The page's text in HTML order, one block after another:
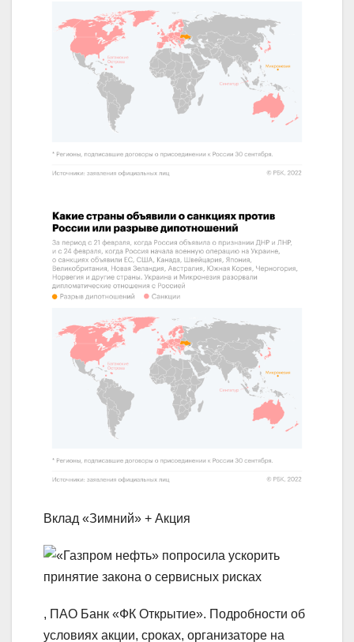
Вклад «Зимний» + Акция
, ПАО Банк «ФК Открытие». Подробности об
условиях акции, сроках, организаторе на